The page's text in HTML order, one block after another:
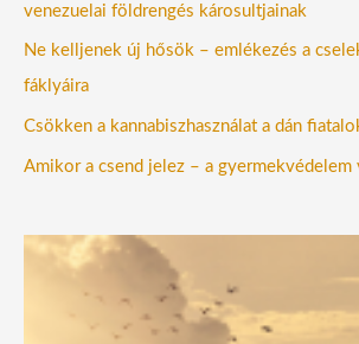
venezuelai földrengés károsultjainak
Ne kelljenek új hősök – emlékezés a
fáklyáira
Csökken a kannabiszhasználat a dán
Amikor a csend jelez – a gyermekvédelem